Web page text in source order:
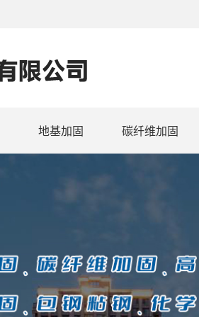
地基加固 碳纤维加固